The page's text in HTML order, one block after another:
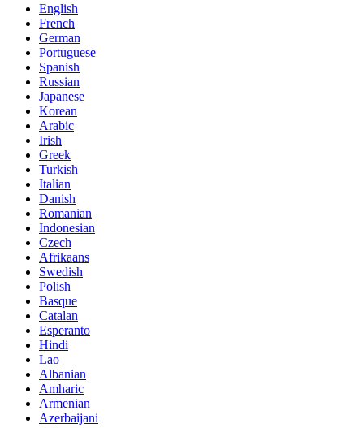
English
French
German
Portuguese
Spanish
Russian
Japanese
Korean
Arabic
Irish
Greek
Turkish
Italian
Danish
Romanian
Indonesian
Czech
Afrikaans
Swedish
Polish
Basque
Catalan
Esperanto
Hindi
Lao
Albanian
Amharic
Armenian
Azerbaijani